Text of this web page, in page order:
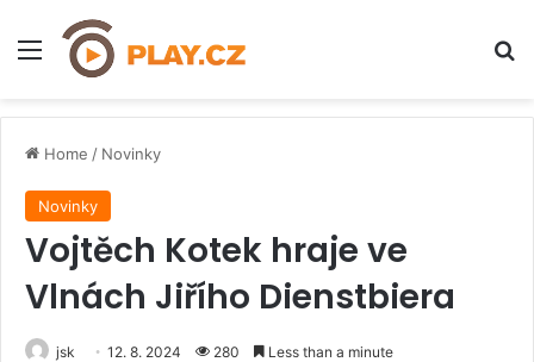
Menu
Home / Novinky
Novinky
Vojtěch Kotek hraje ve
Vlnách Jiřího Dienstbiera
jsk 12. 8. 2024 280 Less than a minute